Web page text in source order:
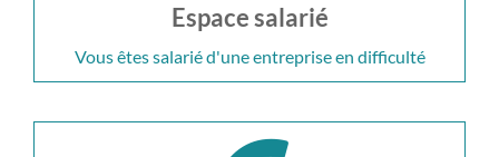
Espace salarié
Vous êtes salarié d'une entreprise en difficulté